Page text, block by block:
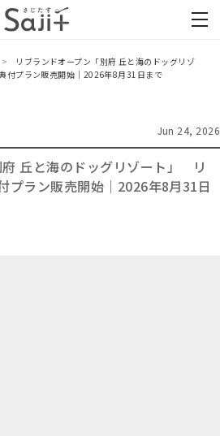
リブランドオープン「別府 丘と海のドッグリゾ
付プラン販売開始｜2026年8月31日まで
Jun 24, 2026
府 丘と海のドッグリゾート」 リ
プラン販売開始｜2026年8月31日